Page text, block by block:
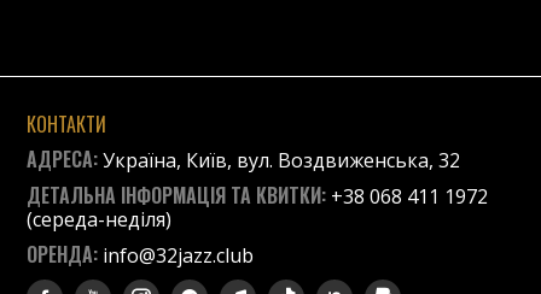
КОНТАКТИ
АДРЕСА:Україна, Київ, вул. Воздвиженська, 32
ДЕТАЛЬНА ІНФОРМАЦІЯ ТА КВИТКИ: +38 068 411 1972
(середа-неділя)
ОРЕНДА: info@32jazz.club